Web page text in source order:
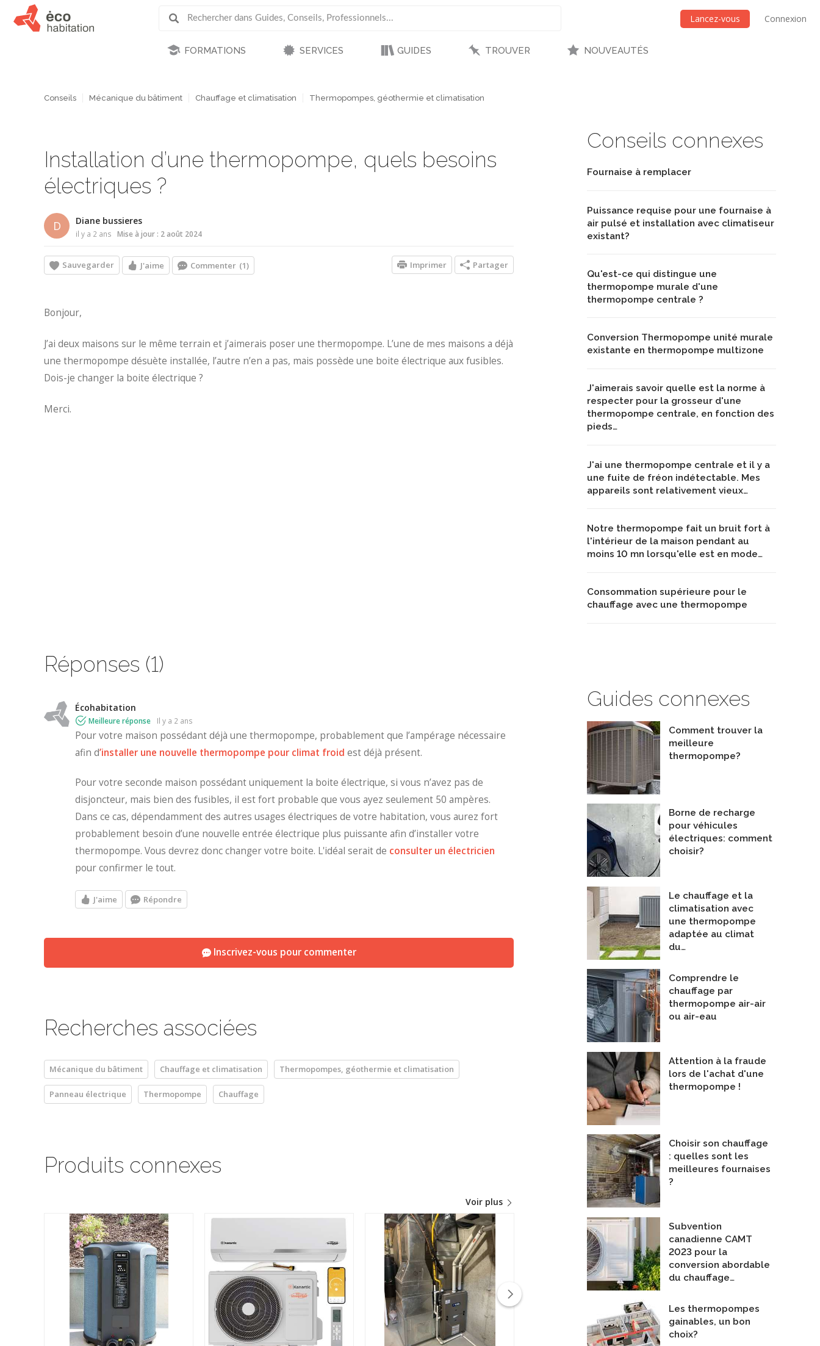
Lancez-vous Connexion
FORMATIONS SERVICES GUIDES TROUVER NOUVEAUTÉS
Conseils connexes
Fournaise à remplacer
Puissance requise pour une fournaise à
air pulsé et installation avec climatiseur
existant?
Qu'est-ce qui distingue une
thermopompe murale d'une
thermopompe centrale ?
Conversion Thermopompe unité murale
existante en thermopompe multizone
J'aimerais savoir quelle est la norme à
respecter pour la grosseur d'une
thermopompe centrale, en fonction des
pieds…
J'ai une thermopompe centrale et il y a
une fuite de fréon indétectable. Mes
appareils sont relativement vieux…
Notre thermopompe fait un bruit fort à
l'intérieur de la maison pendant au
moins 10 mn lorsqu'elle est en mode…
Consommation supérieure pour le
chauffage avec une thermopompe
Guides connexes
Comment trouver la
meilleure
thermopompe?
Borne de recharge
pour véhicules
électriques: comment
choisir?
Le chauffage et la
climatisation avec
une thermopompe
adaptée au climat
du…
Comprendre le
chauffage par
thermopompe air-air
ou air-eau
Attention à la fraude
lors de l'achat d'une
thermopompe !
Choisir son chauffage
: quelles sont les
meilleures fournaises
?
Subvention
canadienne CAMT
2023 pour la
conversion abordable
du chauffage…
Les thermopompes
gainables, un bon
choix?
Conseils Mécanique du bâtiment Chauffage et climatisation Thermopompes, géothermie et climatisation
Installation d’une thermopompe, quels besoins
électriques ?
D Diane bussieres
il y a 2 ans Mise à jour : 2 août 2024
Sauvegarder J'aime Commenter (1) Partager
Imprimer
Bonjour,
J’ai deux maisons sur le même terrain et j’aimerais poser une thermopompe. L’une de mes maisons a déjà
une thermopompe désuète installée, l’autre n’en a pas, mais possède une boite électrique aux fusibles.
Dois-je changer la boite électrique ?
Merci.
Réponses (1)
Écohabitation
Meilleure réponse il y a 2 ans
Pour votre maison possédant déjà une thermopompe, probablement que l’ampérage nécessaire
afin d’installer une nouvelle thermopompe pour climat froid est déjà présent.
Pour votre seconde maison possédant uniquement la boite électrique, si vous n’avez pas de
disjoncteur, mais bien des fusibles, il est fort probable que vous ayez seulement 50 ampères.
Dans ce cas, dépendamment des autres usages électriques de votre habitation, vous aurez fort
probablement besoin d’une nouvelle entrée électrique plus puissante afin d’installer votre
thermopompe. Vous devrez donc changer votre boite. L'idéal serait de consulter un électricien
pour confirmer le tout.
J'aime Répondre
Inscrivez-vous pour commenter
Recherches associées
Mécanique du bâtiment Chauffage et climatisation Thermopompes, géothermie et climatisation
Panneau électrique Thermopompe Chauffage
Produits connexes
Voir plus